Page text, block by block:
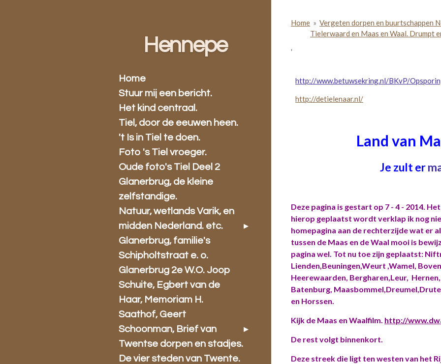
Home » Vergeten dorpen en buurtschappen
Tielerwaard en Maas en Waal. Drumpt
'
http://www.betuwsekring.nl/BKvP/
http://detielenaar.nl/
Land van
Je zult er
Deze pagina is gestart op 7 - 4 - 2014.
hierop geplaatst wordt verklap ik nog
homepagina aan de rechterzijde wat er
tussen de Maas en de Waal mooi is
pagina wel. Tot nu toe zijn geplaatst:
Lienden,Beuningen,Weurt ,Wamel,
Heerewaarden, Bergharen,Leur,
Batenburg,
en Horssen.
Kijk de Maas en Waalfilm. http://
De rest volgt binnenkort.
Deze streek die ligt ten westen van het
Hennepe
Home
Stuur mij een bericht.
Het kind centraal.
Tiel, door de eeuwen heen.
't Is in Tiel te doen.
Foto 's Tiel vroeger.
Oude foto's Tiel Deel 2
Glanerbrug, de kleine
zelfstandige.
Natuur, wetlands Varik, en
midden Nederland. etc.
Glanerbrug, familie's
Schipholtstraat e. o.
Glanerbrug 2e W.O. Joop
Schuite, Egbert van de
Haar, Memoriam H.
Saathof, Geert
Schoonman, Brief van
Twentse dorpen en stadjes.
De vier steden van Twente.